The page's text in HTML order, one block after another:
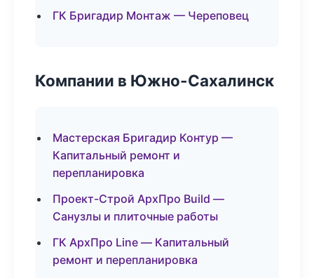
ГК Бригадир Монтаж — Череповец
Компании в Южно-Сахалинск
Мастерская Бригадир Контур —
Капитальный ремонт и
перепланировка
Проект-Строй АрхПро Build —
Санузлы и плиточные работы
ГК АрхПро Line — Капитальный
ремонт и перепланировка